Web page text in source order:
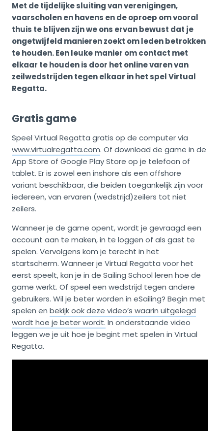
Met de tijdelijke sluiting van verenigingen,
vaarscholen en havens en de oproep om vooral
thuis te blijven zijn we ons ervan bewust dat je
ongetwijfeld manieren zoekt om leden betrokken
te houden. Een leuke manier om contact met
elkaar te houden is door het online varen van
zeilwedstrijden tegen elkaar in het spel Virtual
Regatta.
Gratis game
Speel Virtual Regatta gratis op de computer via
www.virtualregatta.com. Of download de game in de
App Store of Google Play Store op je telefoon of
tablet. Er is zowel een inshore als een offshore
variant beschikbaar, die beiden toegankelijk zijn voor
iedereen, van ervaren (wedstrijd)zeilers tot niet
zeilers.
Wanneer je de game opent, wordt je gevraagd een
account aan te maken, in te loggen of als gast te
spelen. Vervolgens kom je terecht in het
startscherm. Wanneer je Virtual Regatta voor het
eerst speelt, kan je in de Sailing School leren hoe de
game werkt. Of speel een wedstrijd tegen andere
gebruikers. Wil je beter worden in eSailing? Begin met
spelen en bekijk ook deze video’s waarin uitgelegd
wordt hoe je beter wordt. In onderstaande video
leggen we je uit hoe je begint met spelen in Virtual
Regatta.